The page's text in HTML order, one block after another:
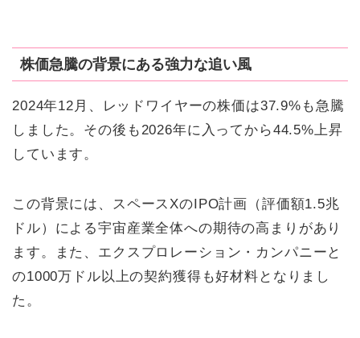
株価急騰の背景にある強力な追い風
2024年12月、レッドワイヤーの株価は37.9%も急騰
しました。その後も2026年に入ってから44.5%上昇
しています。
この背景には、スペースXのIPO計画（評価額1.5兆
ドル）による宇宙産業全体への期待の高まりがあり
ます。また、エクスプロレーション・カンパニーと
の1000万ドル以上の契約獲得も好材料となりまし
た。